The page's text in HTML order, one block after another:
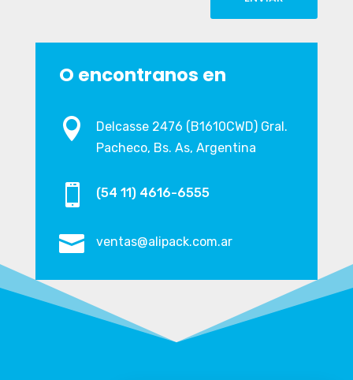
O encontranos en

Delcasse 2476 (B1610CWD) Gral.
Pacheco, Bs. As, Argentina
 (54 11) 4616-6555
 ventas@alipack.com.ar